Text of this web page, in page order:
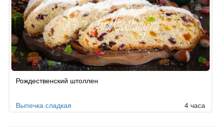
поРождественский штоллен
Выпечка сладкая 4 часа